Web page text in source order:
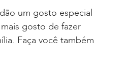
um gosto especial
gosto de fazer
Faça você também